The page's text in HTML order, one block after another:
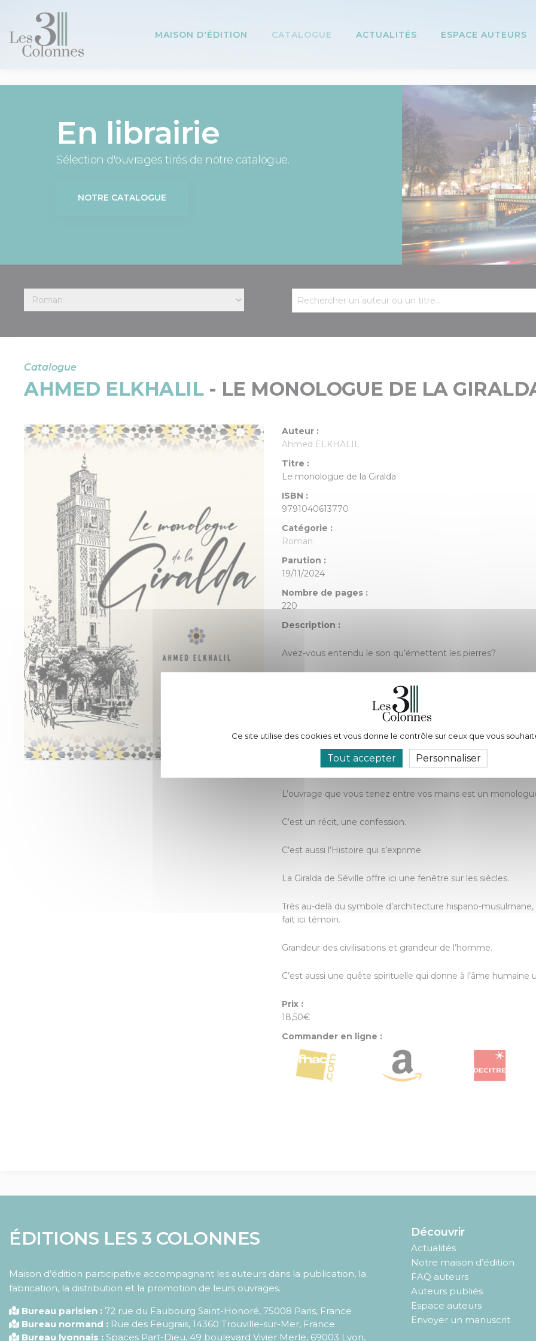
MAISON D'ÉDITION CATALOGUE ACTUALITÉS ESPACE AUTEURS
En librairie
Sélection d'ouvrages tirés de notre catalogue.
NOTRE CATALOGUE
Catalogue
AHMED ELKHALIL- LE MONOLOGUE DE LA
Auteur :
Ahmed ELKHALIL
Titre :
Le monologue de la Giralda
ISBN :
9791040613770
Catégorie :
Roman
Parution :
19/11/2024
Nombre de pages :
220
Description :
Avez-vous entendu le son qu’émettent les pierres?
Chaque édifice est une parole.
Les grands monuments, parce qu’ils portent quelque
La Giralda de Séville en est peut-être la plus éloquente
L’ouvrage que vous tenez entre vos mains est un
C’est un récit, une confession.
C’est aussi l’Histoire qui s’exprime.
La Giralda de Séville offre ici une fenêtre sur les siècles.
Très au-delà du symbole d’architecture hispano-
fait ici témoin.
Grandeur des civilisations et grandeur de l’homme.
C’est aussi une quête spirituelle qui donne à l’âme
Prix :
18,50€
Commander en ligne :
ÉDITIONS LES 3 COLONNES
Maison d’édition participative accompagnant les auteurs dans la publication, la
fabrication, la distribution et la promotion de leurs ouvrages.
Bureau parisien : 72 rue du Faubourg Saint-Honoré, 75008 Paris, France
Bureau normand : Rue des Feugrais, 14360 Trouville-sur-Mer, France
Bureau lyonnais : Spaces Part-Dieu, 49 boulevard Vivier Merle, 69003 Lyon,
Découvrir
Actualités
Notre maison d’édition
FAQ auteurs
Auteurs publiés
Espace auteurs
Envoyer un manuscrit
Ce site utilise des cookies et vous donne le contrôle sur ceux que vous
Tout accepter Personnaliser